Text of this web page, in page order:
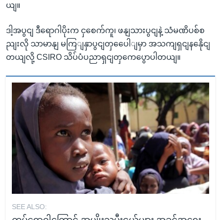
ယျ။
ဒါ့အပွငျ ဒီရောဂါပိုးက ငှစေက်ကူ၊ ဖနျသားပွငျနဲ့ သံမဏိပစ်စ
ညျးလို သာမာနျ မကြျနှာပွငျတှပေေါျမှာ အသကျရှငျနနေိုငျ
တယျလို့ CSIRO သိပ်ပံပညာရှငျတှကေပွောပါတယျ။
SEE ALSO: